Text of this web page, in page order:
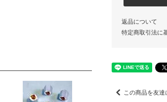
返品について
特定商取引法に
この商品を友達